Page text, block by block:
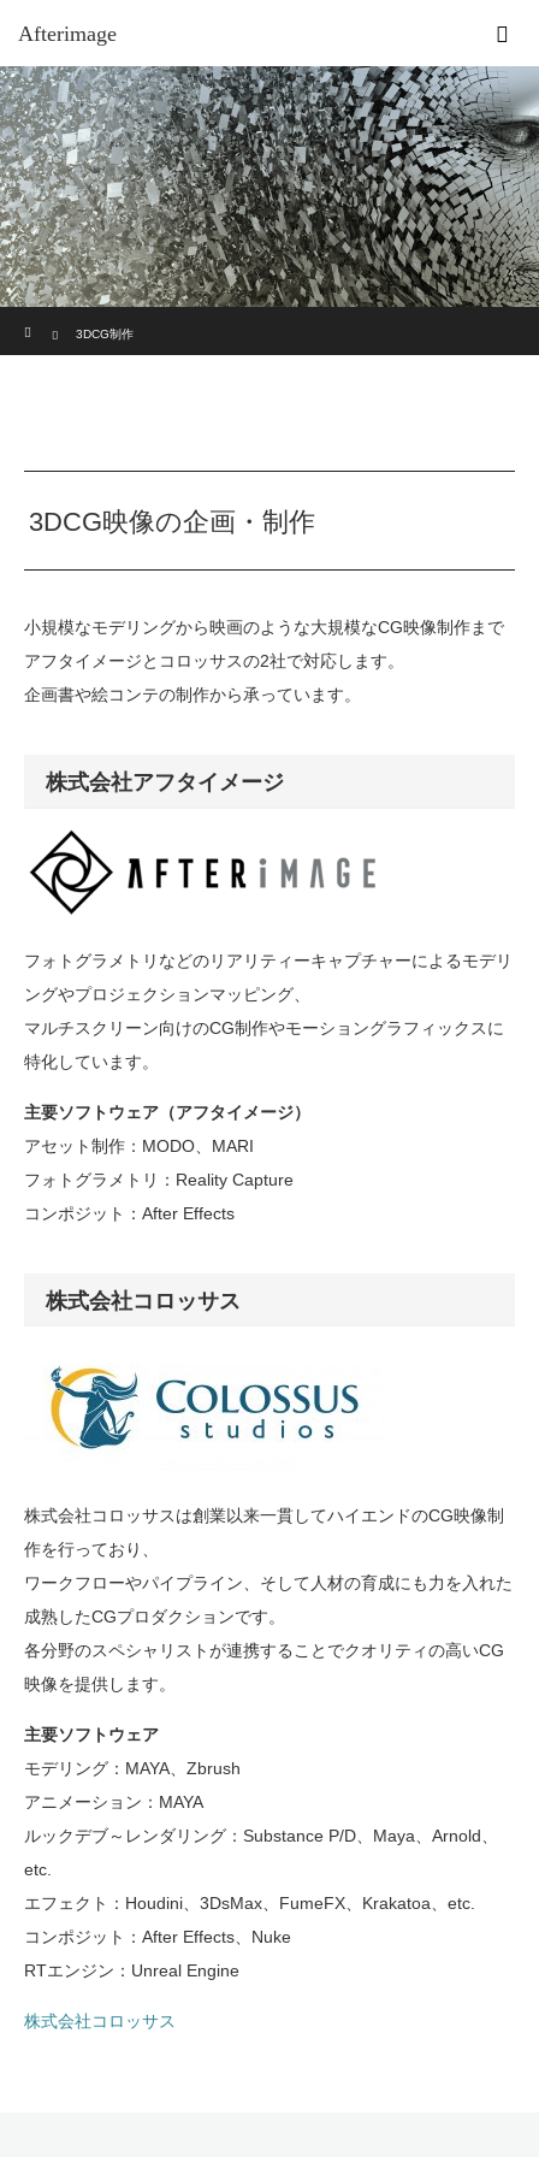
Afterimage
3DCG制作
3DCG映像の企画・制作
小規模なモデリングから映画のような大規模なCG映像制作まで
アフタイメージとコロッサスの2社で対応します。
企画書や絵コンテの制作から承っています。
株式会社アフタイメージ
フォトグラメトリなどのリアリティーキャプチャーによるモデリ
ングやプロジェクションマッピング、
マルチスクリーン向けのCG制作やモーショングラフィックスに
特化しています。
主要ソフトウェア（アフタイメージ）
アセット制作：MODO、MARI
フォトグラメトリ：Reality Capture
コンポジット：After Effects
株式会社コロッサス
株式会社コロッサスは創業以来一貫してハイエンドのCG映像制
作を行っており、
ワークフローやパイプライン、そして人材の育成にも力を入れた
成熟したCGプロダクションです。
各分野のスペシャリストが連携することでクオリティの高いCG
映像を提供します。
主要ソフトウェア
モデリング：MAYA、Zbrush
アニメーション：MAYA
ルックデブ～レンダリング：Substance P/D、Maya、Arnold、
etc.
エフェクト：Houdini、3DsMax、FumeFX、Krakatoa、etc.
コンポジット：After Effects、Nuke
RTエンジン：Unreal Engine
株式会社コロッサス